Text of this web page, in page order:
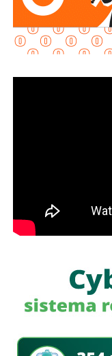
David Alaba, un
contrato al finalizar
clara su posición, le
a volver locos para
En el Bayern han
jugador está el
qué se juega y
. En este
quien en verano
estaba,
de que se fue, los